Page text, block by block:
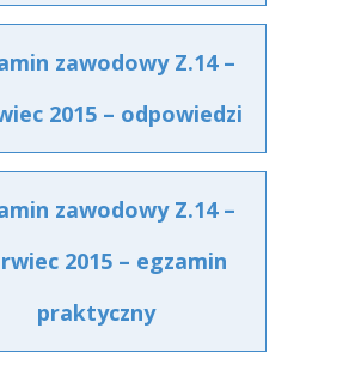
zawodowy Z.14 –
2015 – odpowiedzi
zawodowy Z.14 –
2015 – egzamin
praktyczny